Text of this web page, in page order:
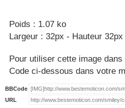
Poids : 1.07 ko
Largeur : 32px - Hauteur 32px
Pour utiliser cette image
Code ci-dessous dans votre
BBCode
URL